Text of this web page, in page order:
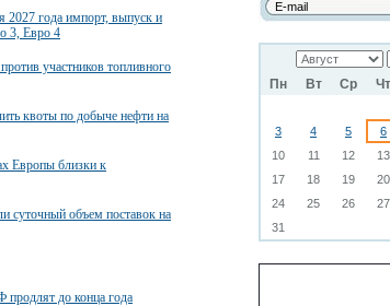
Пн Вт Ср Чт
3
4 5 6
10
11 12 13
17
18 19 20
24
25 26 27
31
года импорт, выпуск и
3, Евро 4
участников топливного
квоты по добыче нефти на
Европы близки к
суточный объем поставок на
продлят до конца года